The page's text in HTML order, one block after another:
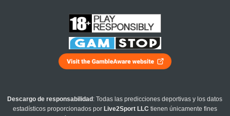
Descargo de responsabilidad : Todas las predicciones deportivas y los datos
estadísticos proporcionados por Live2Sport LLC tienen únicamente fines